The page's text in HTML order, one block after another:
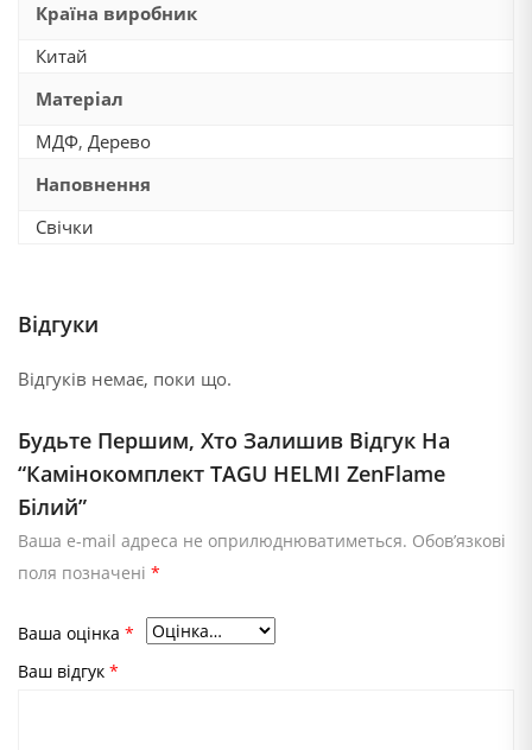
Країна виробник
Китай
Матеріал
МДФ, Дерево
Наповнення
Свічки
Відгуки
Відгуків немає, поки що.
Будьте Першим, Хто Залишив Відгук На
“Камінокомплект TAGU HELMI ZenFlame
Білий”
Ваша e-mail адреса не оприлюднюватиметься. Обов’язкові
поля позначені *
Ваша оцінка *
Ваш відгук *